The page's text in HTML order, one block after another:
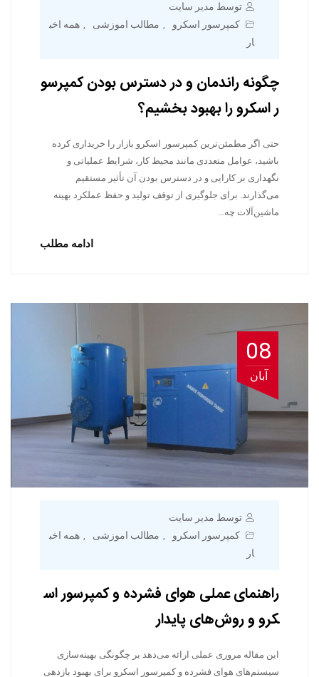
توسط مدیر سایت
کمپرسور اسکرو
, مطالب اموزشی , همه اخب
ار
چگونه راندمان و در دسترس بودن کمپرسو
ر اسکرو را بهبود بخشیم؟
حتی اگر مطمئن‌ترین کمپرسور اسکرو بازار را خریداری کرده
باشید، عوامل متعددی مانند محیط کار، شرایط عملیاتی و
نگهداری بر کارایی و در دسترس بودن آن تأثیر مستقیم
می‌گذارند. برای جلوگیری از توقف تولید و حفظ عملکرد بهینه
ماشین‌آلات چه…
ادامه مطلب
08
آبان
توسط مدیر سایت
کمپرسور اسکرو
, مطالب اموزشی , همه اخب
ار
راهنمای عملی هوای فشرده و کمپرسور اس
کرو و روش‌های پایدار
این مقاله مروری عملی ارائه می‌دهد بر چگونگی بهینه‌سازی
سیستم‌های هوای فشرده و کمپرسور اسکرو برای بهبود بازدهی